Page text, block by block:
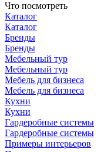
Что посмотреть
Каталог
Каталог
Бренды
Бренды
Мебельный тур
Мебельный тур
Мебель для бизнеса
Мебель для бизнеса
Кухни
Кухни
Гардеробные системы
Гардеробные системы
Примеры интерьеров